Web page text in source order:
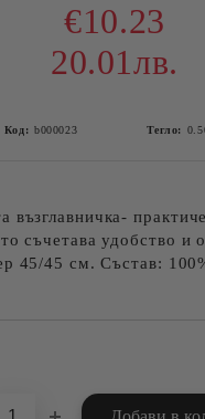
€10.23
20.01лв.
Код: b000023 Тегло:
възглавничка-
съчетава удобство и
45/45 см. Състав: